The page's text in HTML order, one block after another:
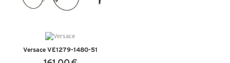
Versace VE1279-1480-51